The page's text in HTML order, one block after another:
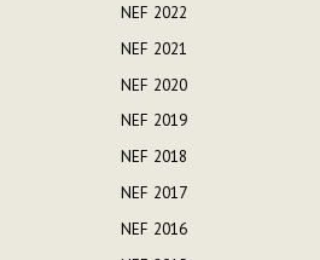
NEF 2022
NEF 2021
NEF 2020
NEF 2019
NEF 2018
NEF 2017
NEF 2016